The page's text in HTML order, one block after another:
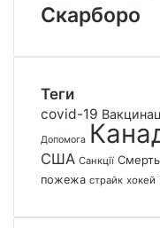
Скарборо
Теги
covid-19
Допомога
США Санкції Смерть
пожежа страйк хокей